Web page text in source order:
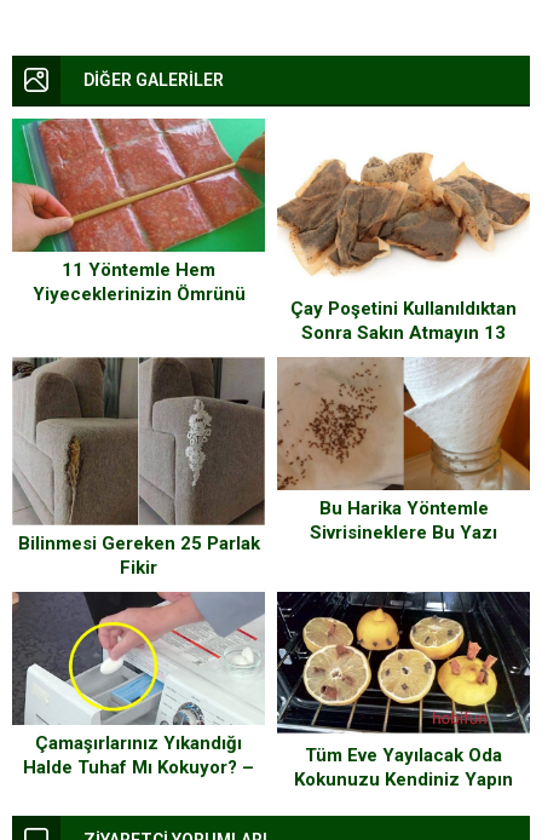
DİĞER GALERİLER
11 Yöntemle Hem
Yiyeceklerinizin Ömrünü
Çay Poşetini Kullanıldıktan
Sonra Sakın Atmayın 13
Farklı Alanda Harika
Çözümlerde Kullanabilirsiniz
Bilinmesi Gereken 25 Parlak
Fikir
Bu Harika Yöntemle
Sivrisineklere Bu Yazı
Çamaşırlarınız Yıkandığı
Halde Tuhaf Mı Kokuyor? –
Tüm Eve Yayılacak Oda
Kokunuzu Kendiniz Yapın